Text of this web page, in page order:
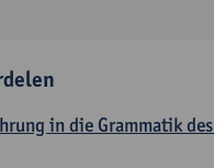
in die Grammatik